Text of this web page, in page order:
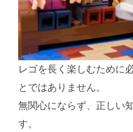
レゴを長く楽しむために
とではありません。
無関心にならず、正しい
す。